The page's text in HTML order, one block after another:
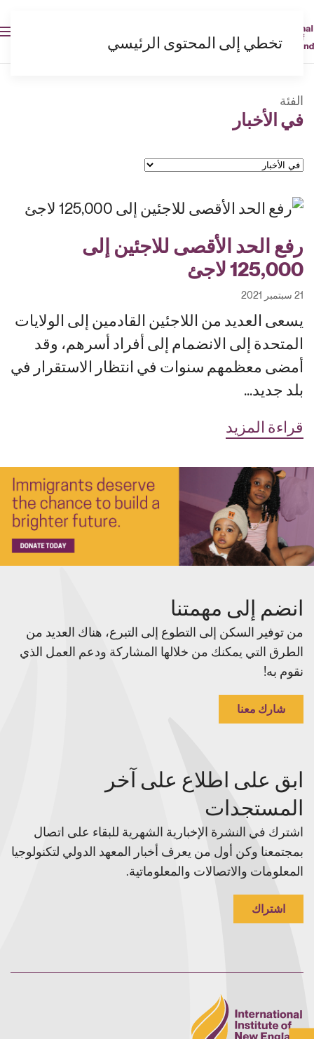
تخطي إلى المحتوى الرئيسي
الفئة
في الأخبار
الفئات
رفع الحد الأقصى للاجئين إلى
125,000 لاجئ
21 سبتمبر 2021
يسعى العديد من اللاجئين القادمين إلى الولايات
المتحدة إلى الانضمام إلى أفراد أسرهم، وقد
أمضى معظمهم سنوات في انتظار الاستقرار في
بلد جديد...
قراءة المزيد
انضم إلى مهمتنا
من توفير السكن إلى التطوع إلى التبرع، هناك العديد من
الطرق التي يمكنك من خلالها المشاركة ودعم العمل الذي
نقوم به!
شارك معنا
ابق على اطلاع على آخر
المستجدات
اشترك في النشرة الإخبارية الشهرية للبقاء على اتصال
بمجتمعنا وكن أول من يعرف أخبار المعهد الدولي لتكنولوجيا
المعلومات والاتصالات والمعلوماتية.
اشتراك